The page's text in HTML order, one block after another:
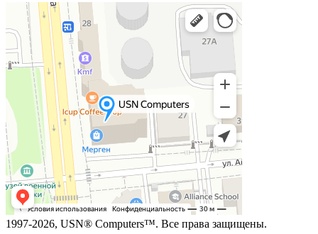
1997-2026, USN® Computers™. Все права защищены.